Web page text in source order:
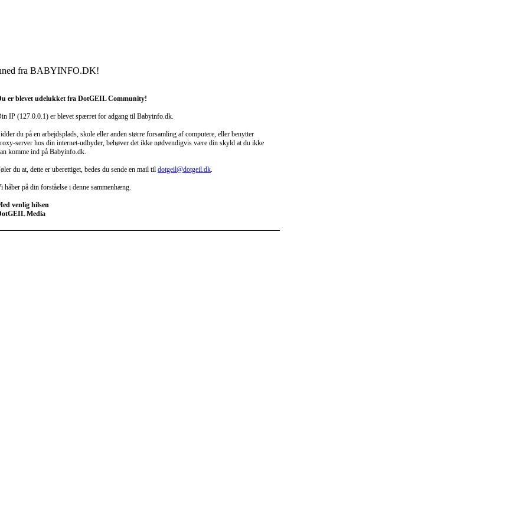
fra BABYINFO.DK!
er blevet udelukket fra DotGEIL Community!
IP (127.0.0.1) er blevet spærret for adgang til Babyinfo.dk.
du på en arbejdsplads, skole eller anden større forsamling af computere, eller benytter
server hos din internet-udbyder, behøver det ikke nødvendigvis være din skyld at du ikke
komme ind på Babyinfo.dk.
du at, dette er uberettiget, bedes du sende en mail til dotgeil@dotgeil.dk.
håber på din forståelse i denne sammenhæng.
venlig hilsen
Media